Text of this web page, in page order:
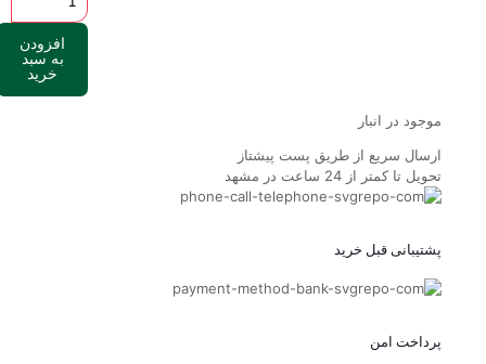
افزودن
به سبد
خرید
موجود در انبار
ارسال سریع از طریق پست پیشتاز
تحویل تا کمتر از 24 ساعت در مشهد
پشتیبانی قبل خرید
پرداخت امن